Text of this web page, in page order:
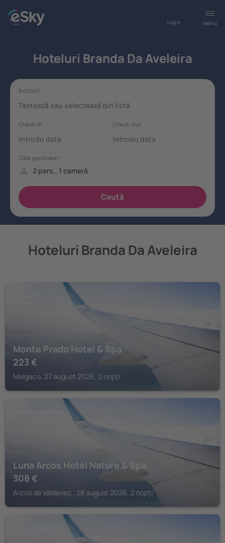
Meniu
Log in
Hoteluri Branda Da Aveleira
Hoteluri Branda Da Aveleira
Monte Prado Hotel & Spa
223 €
Melgaco, 27 august 2026, 2 nopți
Luna Arcos Hotel Nature & Spa
308 €
Arcos de Valdevez,, 28 august 2026, 2 nopți